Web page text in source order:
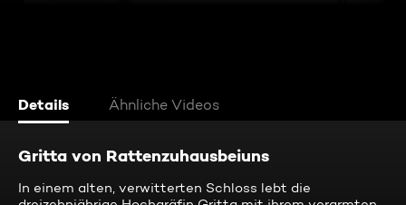
Details Ähnliche Videos
Gritta von Rattenzuhausbeiuns
In einem alten, verwitterten Schloss lebt die